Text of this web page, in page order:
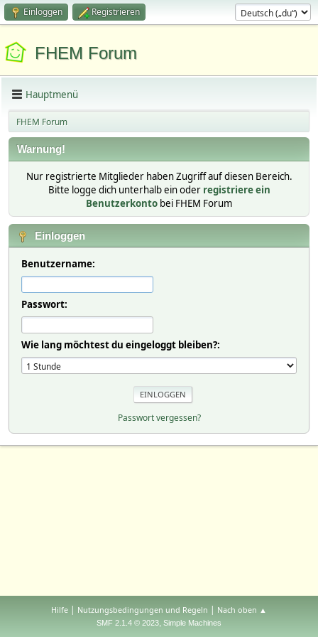
Einloggen Registrieren
FHEM Forum
Hauptmenü
FHEM Forum
Warnung!
Nur registrierte Mitglieder haben Zugriff auf diesen Bereich.
Bitte logge dich unterhalb ein oder registriere ein
Benutzerkonto bei FHEM Forum
Einloggen
Benutzername:
Passwort:
Wie lang möchtest du eingeloggt bleiben?:
Passwort vergessen?
Hilfe | Nutzungsbedingungen und Regeln | Nach oben ▲
SMF 2.1.4 © 2023, Simple Machines